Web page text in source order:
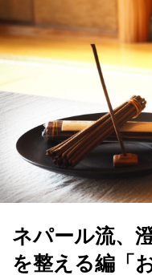
ネパール流、
を整える編「